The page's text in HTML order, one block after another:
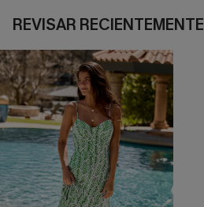
REVISAR RECIENTEMENTE